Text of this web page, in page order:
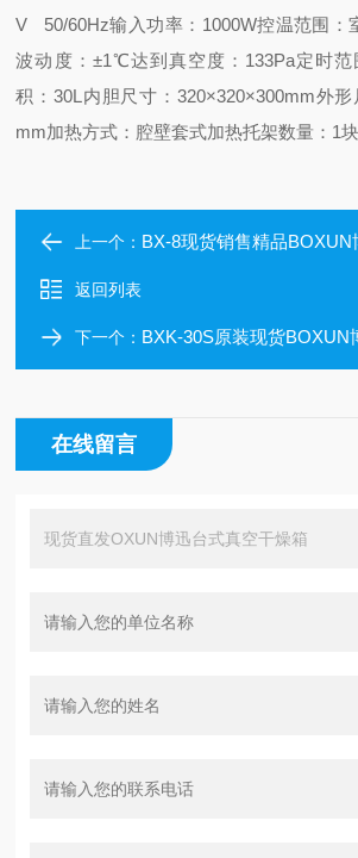
V 50/60Hz输入功率：1000W控温范围：
波动度：±1℃达到真空度：133Pa定时范
积：30L 内胆尺寸：320×320×300mm外形
mm加热方式：腔壁套式加热托架数量：1
上一个： BX-8现货销售精品BOXUN
返回列表
下一个： BXK-30S原装现货BOXUN博迅
在线留言